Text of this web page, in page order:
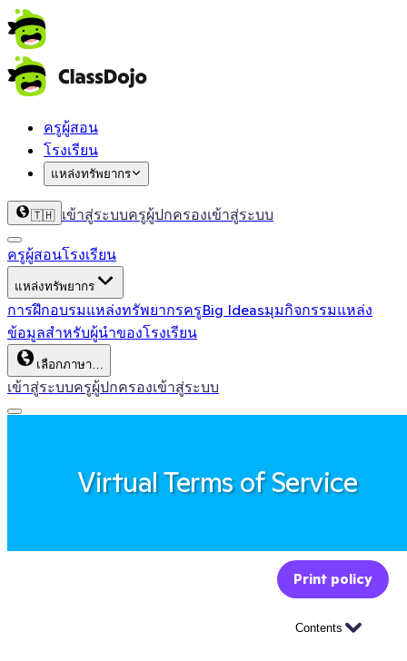
ครูผู้สอน
โรงเรียน
แหล่งทรัพยากร
🇹🇭 เข้าสู่ระบบครูผู้ปกครองเข้าสู่ระบบ
ครูผู้สอนโรงเรียน
แหล่งทรัพยากร
การฝึกอบรมแหล่งทรัพยากรครูBig Ideasมุมกิจกรรมแหล่ง
ข้อมูลสำหรับผู้นำของโรงเรียน
เลือกภาษา…
เข้าสู่ระบบครูผู้ปกครองเข้าสู่ระบบ
Virtual Terms of Service
Print policy
Contents